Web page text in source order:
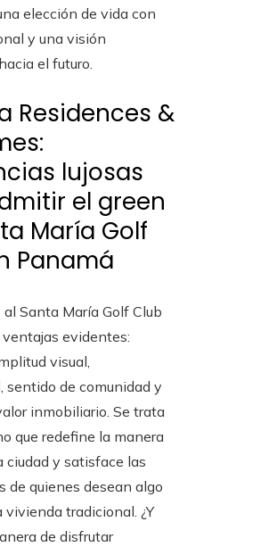
elección de vida con
y una visión
el futuro.
Residences &
lujosas
el green
María Golf
Panamá
al Santa María Golf Club
evidentes:
visual,
sentido de comunidad y
inmobiliario. Se trata
que redefine la manera
ciudad y satisface las
de quienes desean algo
vivienda tradicional. ¿Y
de disfrutar